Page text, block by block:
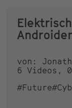
von:
6 Videos,
#Future